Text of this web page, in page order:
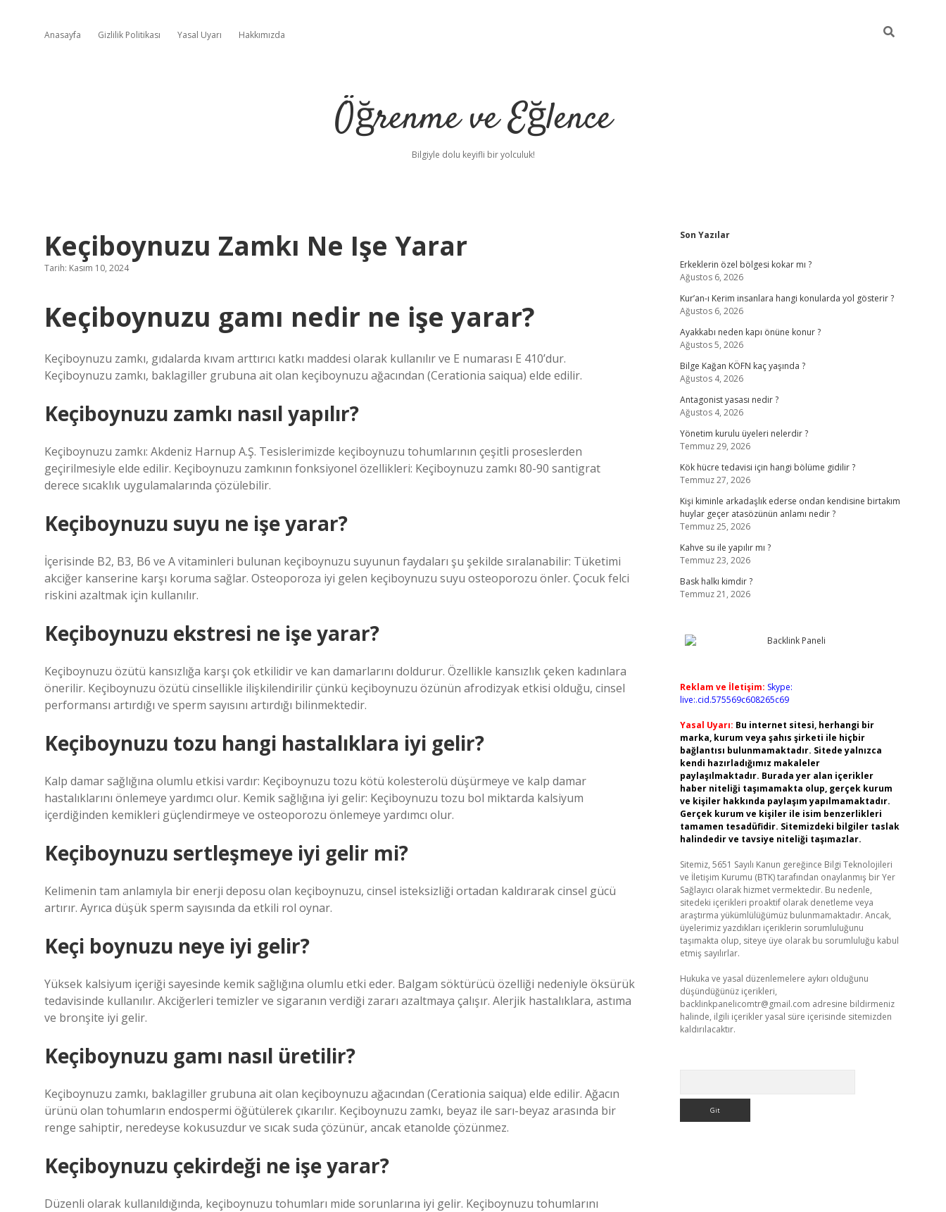
Anasayfa Gizlilik Politikası Yasal Uyarı Hakkımızda
Öğrenme ve Eğlence
Bilgiyle dolu keyifli bir yolculuk!
Keçiboynuzu Zamkı Ne Işe Yarar
Tarih: Kasım 10, 2024
Keçiboynuzu gamı nedir ne işe yarar?
Keçiboynuzu zamkı, gıdalarda kıvam arttırıcı katkı maddesi olarak kullanılır ve E numarası E 410’dur.
Keçiboynuzu zamkı, baklagiller grubuna ait olan keçiboynuzu ağacından (Cerationia saiqua) elde edilir.
Keçiboynuzu zamkı nasıl yapılır?
Keçiboynuzu zamkı: Akdeniz Harnup A.Ş. Tesislerimizde keçiboynuzu tohumlarının çeşitli proseslerden
geçirilmesiyle elde edilir. Keçiboynuzu zamkının fonksiyonel özellikleri: Keçiboynuzu zamkı 80-90 santigrat
derece sıcaklık uygulamalarında çözülebilir.
Keçiboynuzu suyu ne işe yarar?
İçerisinde B2, B3, B6 ve A vitaminleri bulunan keçiboynuzu suyunun faydaları şu şekilde sıralanabilir: Tüketimi
akciğer kanserine karşı koruma sağlar. Osteoporoza iyi gelen keçiboynuzu suyu osteoporozu önler. Çocuk felci
riskini azaltmak için kullanılır.
Keçiboynuzu ekstresi ne işe yarar?
Keçiboynuzu özütü kansızlığa karşı çok etkilidir ve kan damarlarını doldurur. Özellikle kansızlık çeken kadınlara
önerilir. Keçiboynuzu özütü cinsellikle ilişkilendirilir çünkü keçiboynuzu özünün afrodizyak etkisi olduğu, cinsel
performansı artırdığı ve sperm sayısını artırdığı bilinmektedir.
Keçiboynuzu tozu hangi hastalıklara iyi gelir?
Kalp damar sağlığına olumlu etkisi vardır: Keçiboynuzu tozu kötü kolesterolü düşürmeye ve kalp damar
hastalıklarını önlemeye yardımcı olur. Kemik sağlığına iyi gelir: Keçiboynuzu tozu bol miktarda kalsiyum
içerdiğinden kemikleri güçlendirmeye ve osteoporozu önlemeye yardımcı olur.
Keçiboynuzu sertleşmeye iyi gelir mi?
Kelimenin tam anlamıyla bir enerji deposu olan keçiboynuzu, cinsel isteksizliği ortadan kaldırarak cinsel gücü
artırır. Ayrıca düşük sperm sayısında da etkili rol oynar.
Keçi boynuzu neye iyi gelir?
Yüksek kalsiyum içeriği sayesinde kemik sağlığına olumlu etki eder. Balgam söktürücü özelliği nedeniyle öksürük
tedavisinde kullanılır. Akciğerleri temizler ve sigaranın verdiği zararı azaltmaya çalışır. Alerjik hastalıklara, astıma
ve bronşite iyi gelir.
Keçiboynuzu gamı nasıl üretilir?
Keçiboynuzu zamkı, baklagiller grubuna ait olan keçiboynuzu ağacından (Cerationia saiqua) elde edilir. Ağacın
ürünü olan tohumların endospermi öğütülerek çıkarılır. Keçiboynuzu zamkı, beyaz ile sarı-beyaz arasında bir
renge sahiptir, neredeyse kokusuzdur ve sıcak suda çözünür, ancak etanolde çözünmez.
Keçiboynuzu çekirdeği ne işe yarar?
Düzenli olarak kullanıldığında, keçiboynuzu tohumları mide sorunlarına iyi gelir. Keçiboynuzu tohumlarını
Sidebar
Son Yazılar
Erkeklerin özel bölgesi kokar mı ?
Ağustos 6, 2026
Kur’an-ı Kerim insanlara hangi konularda yol gösterir ?
Ağustos 6, 2026
Ayakkabı neden kapı önüne konur ?
Ağustos 5, 2026
Bilge Kağan KÖFN kaç yaşında ?
Ağustos 4, 2026
Antagonist yasası nedir ?
Ağustos 4, 2026
Yönetim kurulu üyeleri nelerdir ?
Temmuz 29, 2026
Kök hücre tedavisi için hangi bölüme gidilir ?
Temmuz 27, 2026
Kişi kiminle arkadaşlık ederse ondan kendisine birtakım
huylar geçer atasözünün anlamı nedir ?
Temmuz 25, 2026
Kahve su ile yapılır mı ?
Temmuz 23, 2026
Bask halkı kimdir ?
Temmuz 21, 2026
Reklam ve İletişim: Skype:
live:.cid.575569c608265c69
Yasal Uyarı: Bu internet sitesi, herhangi bir
marka, kurum veya şahıs şirketi ile hiçbir
bağlantısı bulunmamaktadır. Sitede yalnızca
kendi hazırladığımız makaleler
paylaşılmaktadır. Burada yer alan içerikler
haber niteliği taşımamakta olup, gerçek kurum
ve kişiler hakkında paylaşım yapılmamaktadır.
Gerçek kurum ve kişiler ile isim benzerlikleri
tamamen tesadüfidir. Sitemizdeki bilgiler taslak
halindedir ve tavsiye niteliği taşımazlar.
Sitemiz, 5651 Sayılı Kanun gereğince Bilgi Teknolojileri
ve İletişim Kurumu (BTK) tarafından onaylanmış bir Yer
Sağlayıcı olarak hizmet vermektedir. Bu nedenle,
sitedeki içerikleri proaktif olarak denetleme veya
araştırma yükümlülüğümüz bulunmamaktadır. Ancak,
üyelerimiz yazdıkları içeriklerin sorumluluğunu
taşımakta olup, siteye üye olarak bu sorumluluğu kabul
etmiş sayılırlar.
Hukuka ve yasal düzenlemelere aykırı olduğunu
düşündüğünüz içerikleri,
backlinkpanelicomtr@gmail.com adresine bildirmeniz
halinde, ilgili içerikler yasal süre içerisinde sitemizden
kaldırılacaktır.